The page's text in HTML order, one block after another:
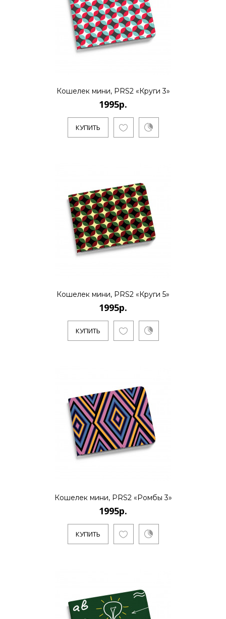
КУПИТЬ
12995р.
..
12995р.
..
12995р.
..
КУПИТЬ
12995р.
КУПИТЬ
Кошелек мини, PRS2 «Круги 3»
1995р.
КУПИТЬ
Кошелек мини, PRS2 «Круги 5»
1995р.
КУПИТЬ
Кошелек мини, PRS2 «Ромбы 3»
1995р.
КУПИТЬ